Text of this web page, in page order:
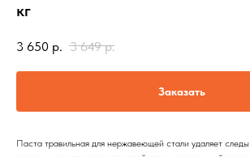
кг
3 650 р. 3 649 р.
Заказать
Паста травильная для нержавеющей стали удаляет